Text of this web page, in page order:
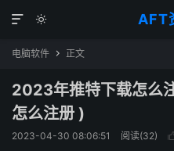
AFT


电脑软件  正文
2023年推特下载怎么
怎么注册 )
2023-04-30 08:06:51 阅读(32)